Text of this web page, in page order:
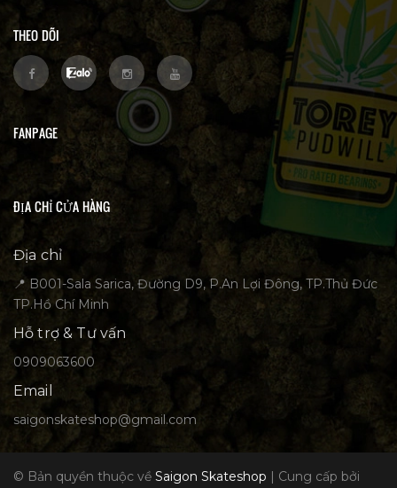
THEO DÕI
FANPAGE
ĐỊA CHỈ CỬA HÀNG
Địa chỉ
📍 B001-Sala Sarica, Đường D9, P.An Lợi Đông, TP.Thủ Đức
TP.Hồ Chí Minh
Hỗ trợ & Tư vấn
0909063600
Email
saigonskateshop@gmail.com
© Bản quyền thuộc về Saigon Skateshop | Cung cấp bởi